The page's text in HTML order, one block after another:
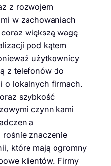
z rozwojem
w zachowaniach
większą wagę
pod kątem
użytkownicy
z telefonów do
o lokalnych firmach.
szybkość
czynnikami
znaczenie
które mają ogromny
klientów. Firmy